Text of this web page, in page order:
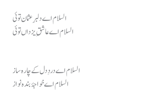
السلام اے دلبرِ عثمان توئی
السلام اے عاشقِ یزداں توئی
السلام اے دردِ دل کے چارہ ساز
السلام اے خواجۂ بندہ نواز